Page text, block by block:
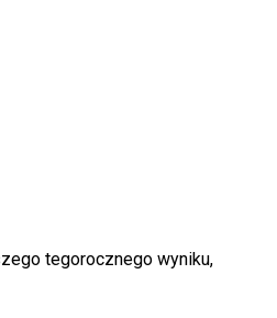
tegorocznego wyniku,